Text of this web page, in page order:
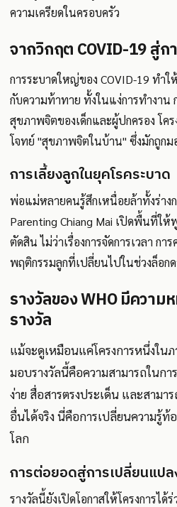
ความเครียดในครอบครัว
จากวิกฤต COVID-19 สู่
การระบาดใหญ่ของ COVID-19 ทำ
กับความท้าทาย ทั้งในแง่การทำงาน
สุขภาพจิตของเด็กและผู้ปกครอง โค
โจทย์ "สุขภาพจิตในบ้าน" ซึ่งมักถูกม
การเลี้ยงลูกในยุคโรคระบาด
พ่อแม่หลายคนรู้สึกเหนื่อยล้าทั้งร่างก
Parenting Chiang Mai เปิดพื้นที่ใ
ตัดสิน ไม่ว่าเรื่องการจัดการเวลา กา
พฤติกรรมลูกที่เปลี่ยนไปในช่วงล็อก
รางวัลของ WHO มีความ
รางวัล
แม้จะดูเหมือนแค่โครงการหนึ่งใน
มอบรางวัลนี้คือความสามารถในก
ง่าย สื่อสารตรงประเด็น และสามา
อื่นได้จริง นี่คือการเปลี่ยนความรู้ท้
โลก
การต่อยอดสู่การเปลี่ยนแปล
รางวัลนี้ยังเปิดโอกาสให้โครงการไ